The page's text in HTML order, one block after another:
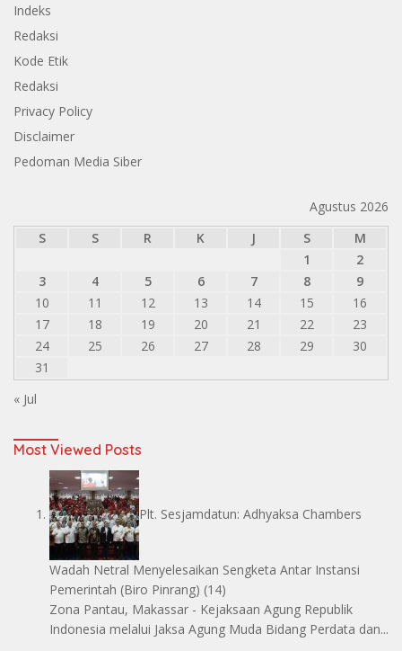
Indeks
Redaksi
Kode Etik
Redaksi
Privacy Policy
Disclaimer
Pedoman Media Siber
Agustus 2026
S
S R K J S
M
1
2
3
4 5 6 7 8
9
10
11 12 13 14 15
16
17
18 19 20 21 22
23
24
25 26 27 28 29
30
31
« Jul
Most Viewed Posts
Plt. Sesjamdatun: Adhyaksa Chambers
Wadah Netral Menyelesaikan Sengketa Antar Instansi
Pemerintah (Biro Pinrang) (14)
Zona Pantau, Makassar - Kejaksaan Agung Republik
Indonesia melalui Jaksa Agung Muda Bidang Perdata dan...